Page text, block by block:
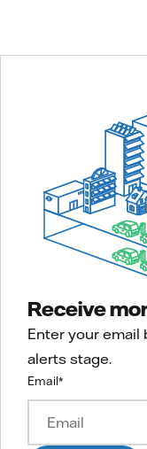
Receive
Enter your
alerts stage.
Email*